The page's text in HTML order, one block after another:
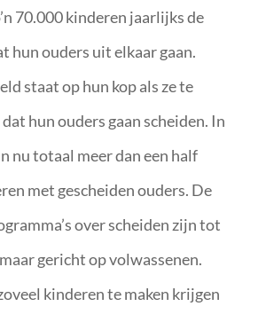
70.000 kinderen jaarlijks de
hun ouders uit elkaar gaan.
staat op hun kop als ze te
hun ouders gaan scheiden. In
nu totaal meer dan een half
met gescheiden ouders. De
over scheiden zijn tot
gericht op volwassenen.
kinderen te maken krijgen